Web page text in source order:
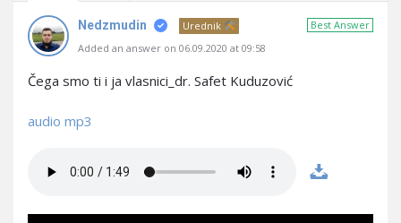
Best Answer
Nedzmudin
Urednik
Added an answer on 06.09.2020 at 09:58
Čega smo ti i ja vlasnici_dr. Safet Kuduzović
audio mp3